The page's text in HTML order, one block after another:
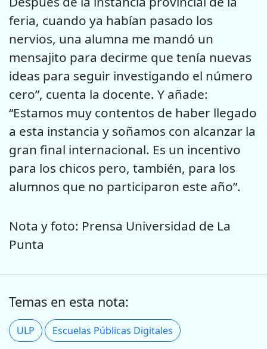
feria, cuando ya habían pasado los
nervios, una alumna me mandó un
mensajito para decirme que tenía nuevas
ideas para seguir investigando el número
cero”, cuenta la docente. Y añade:
“Estamos muy contentos de haber llegado
a esta instancia y soñamos con alcanzar la
gran final internacional. Es un incentivo
para los chicos pero, también, para los
alumnos que no participaron este año”.
Nota y foto: Prensa Universidad de La
Punta
Temas en esta nota:
ULP Escuelas Públicas Digitales